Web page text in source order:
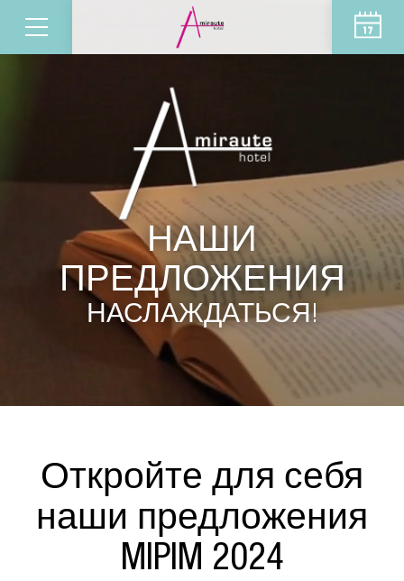
НАШИ
ПРЕДЛОЖЕНИЯ
НАСЛАЖДАТЬСЯ!
Откройте для себя
наши предложения
MIPIM 2024